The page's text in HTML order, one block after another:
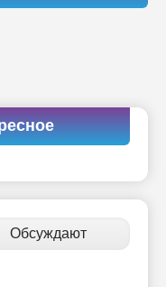
Обсуждают